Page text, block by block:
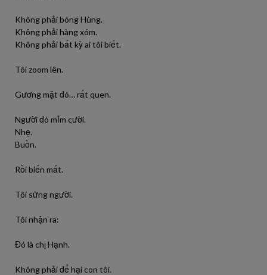
Không phải bóng Hùng.
Không phải hàng xóm.
Không phải bất kỳ ai tôi biết.
Tôi zoom lên.
Gương mặt đó… rất quen.
Người đó mỉm cười.
Nhẹ.
Buồn.
Rồi biến mất.
Tôi sững người.
Tôi nhận ra:
Đó là chị Hạnh.
Không phải để hại con tôi.